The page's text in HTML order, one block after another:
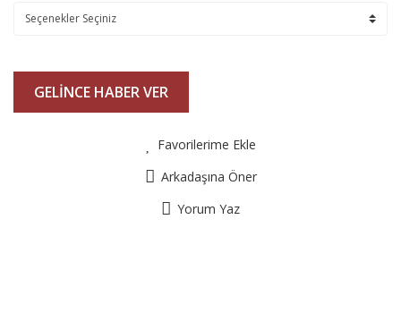
GELİNCE HABER VER
Favorilerime Ekle
Arkadaşına Öner
Yorum Yaz